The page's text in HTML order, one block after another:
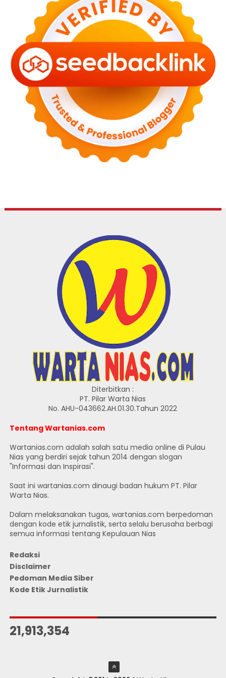
Diterbitkan :
PT. Pilar Warta Nias
No. AHU-043662.AH.01.30.Tahun 2022
Tentang Wartanias.com
Wartanias.com adalah salah satu media online di Pulau
Nias yang berdiri sejak tahun 2014 dengan slogan
"Informasi dan Inspirasi".
Saat ini wartanias.com dinaugi badan hukum PT. Pilar
Warta Nias.
Dalam melaksanakan tugas, wartanias.com berpedoman
dengan kode etik jurnalistik, serta selalu berusaha berbagi
semua informasi tentang Kepulauan Nias
Redaksi
Disclaimer
Pedoman Media Siber
Kode Etik Jurnalistik
21,913,354